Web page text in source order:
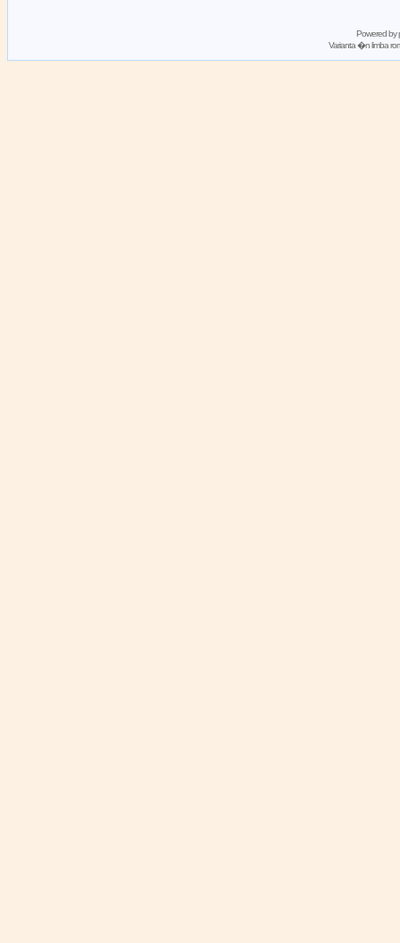
Powered by
Varianta �n limba